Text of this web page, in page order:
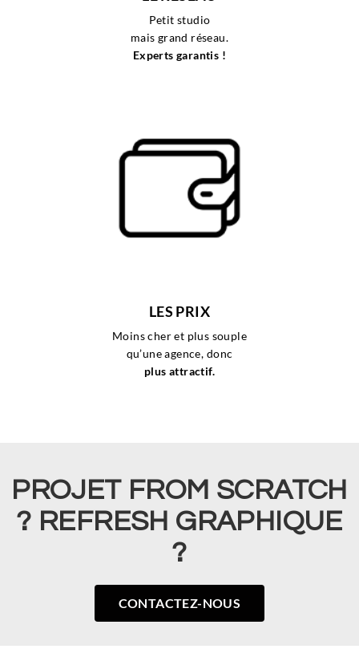
Petit studio
mais grand réseau.
Experts garantis !
LES PRIX
Moins cher et plus souple
qu’une agence, donc
plus attractif.
PROJET FROM SCRATCH
? REFRESH GRAPHIQUE
?
CONTACTEZ-NOUS